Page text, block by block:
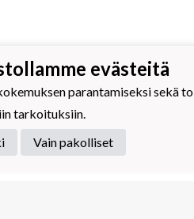
evästeitä
parantamiseksi sekä
tarkoituksiin.
Vain pakolliset